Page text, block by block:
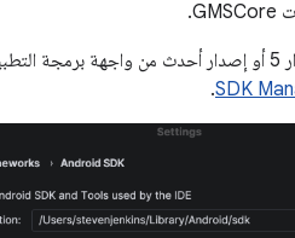
SDK
.